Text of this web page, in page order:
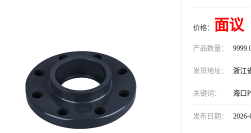
价格： 面议
产品数量：
发货地址： 浙江
关键词： 海口
发布日期： 2026-